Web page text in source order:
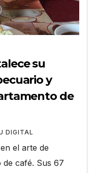
su
y
de
DIGITAL
el arte de
café. Sus 67